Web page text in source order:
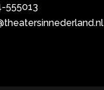
555013